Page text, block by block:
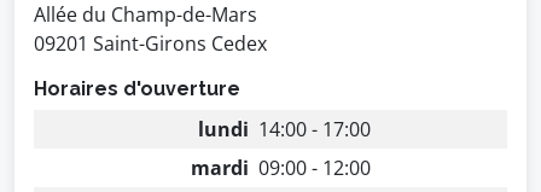
Allée du Champ-de-Mars
09201 Saint-Girons Cedex
Horaires d'ouverture
lundi 14:00 - 17:00
mardi 09:00 - 12:00